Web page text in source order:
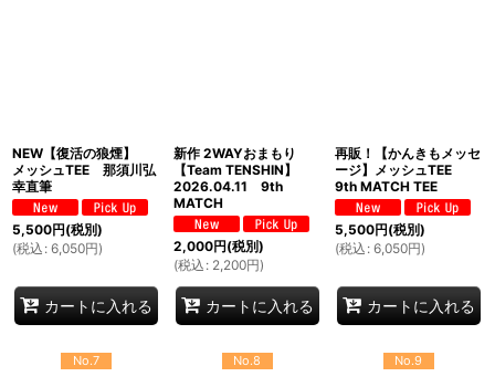
NEW【復活の狼煙】
メッシュTEE 那須川弘
幸直筆
5,500円(税別)
(税込 : 6,050円)
カートに入れる
新作 2WAYおまもり
【Team TENSHIN】
2026.04.11 9th
MATCH
2,000円(税別)
(税込 : 2,200円)
カートに入れる
再販！【かんきもメッセ
ージ】メッシュTEE
9th MATCH TEE
5,500円(税別)
(税込 : 6,050円)
カートに入れる
No.7 No.8 No.9